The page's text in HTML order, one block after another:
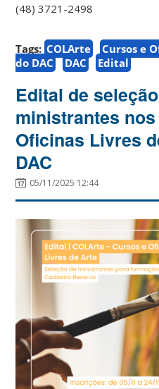
(48) 3721-2498
Tags: COLArte
Cursos e
do DAC
DAC Edital
Edital de
ministrantes
Oficinas Livres
DAC
05/11/2025 12:44